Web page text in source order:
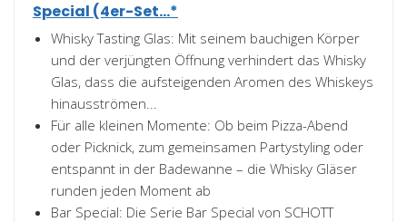
Special (4er-Set...*
Whisky Tasting Glas: Mit seinem bauchigen Körper
und der verjüngten Öffnung verhindert das Whisky
Glas, dass die aufsteigenden Aromen des Whiskeys
hinausströmen...
Für alle kleinen Momente: Ob beim Pizza-Abend
oder Picknick, zum gemeinsamen Partystyling oder
entspannt in der Badewanne – die Whisky Gläser
runden jeden Moment ab
Bar Special: Die Serie Bar Special von SCHOTT